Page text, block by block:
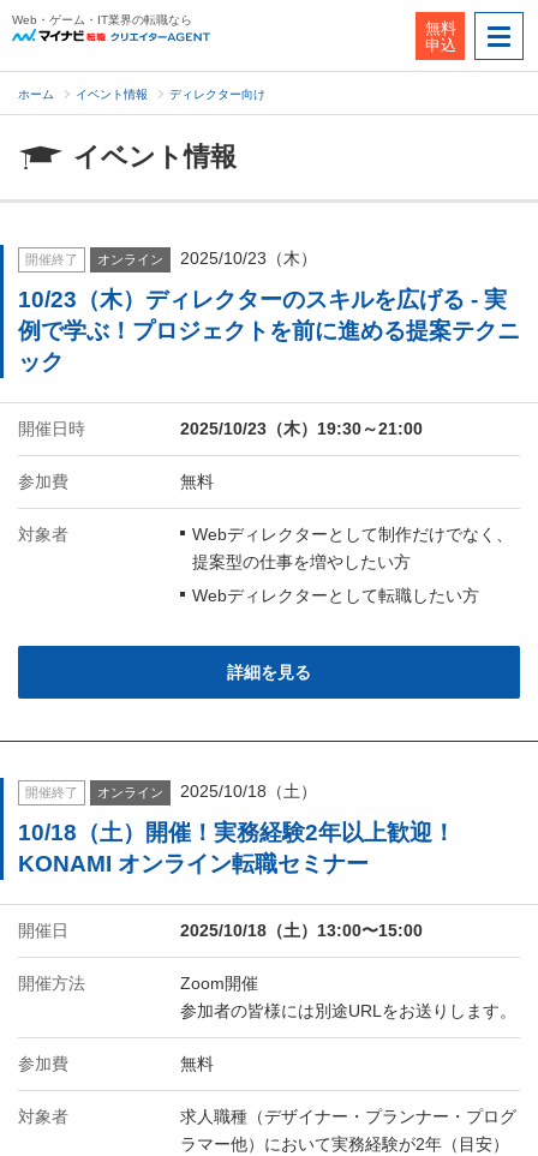
Web・ゲーム・IT業界の転職なら
無料
申込
ホーム イベント情報 ディレクター向け
イベント情報
開催終了 オンライン 2025/10/23（木）
10/23（木）ディレクターのスキルを広げる - 実
例で学ぶ！プロジェクトを前に進める提案テクニ
ック
開催日時 2025/10/23（木）19:30～21:00
参加費 無料
対象者
Webディレクターとして制作だけでなく、
提案型の仕事を増やしたい方
Webディレクターとして転職したい方
詳細を見る
開催終了 オンライン 2025/10/18（土）
10/18（土）開催！実務経験2年以上歓迎！
KONAMI オンライン転職セミナー
開催日 2025/10/18（土）13:00〜15:00
開催方法
Zoom開催
参加者の皆様には別途URLをお送りします。
参加費 無料
対象者
求人職種（デザイナー・プランナー・プログ
ラマー他）において実務経験が2年（目安）